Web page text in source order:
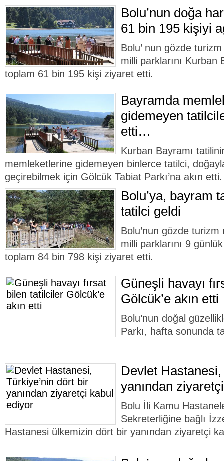
Bolu’nun doğa
61 bin 195 kişiyi
Bolu’ nun gözde
milli parklarını Kurban
toplam 61 bin 195 kişi ziyaret etti.
Bayramda
gidemeyen
etti…
Kurban Bayramı
memleketlerine gidemeyen binlerce tatilci,
geçirebilmek için Gölcük Tabiat Parkı’na akın etti.
Bolu’ya, bayram
tatilci geldi
Bolu’nun gözde
milli parklarını 9
toplam 84 bin 798 kişi ziyaret etti.
Güneşli havayı
Gölcük’e akın etti
Bolu’nun doğal
Parkı, hafta sonunda
Devlet
yanından
Bolu İli Kamu
Sekreterliğine bağlı
Hastanesi ülkemizin dört bir yanından ziyaretçi